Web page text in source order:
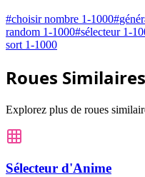
#choisir nombre 1-1000#
random 1-1000#sélecteur 1-
sort 1-1000
Roues Similaires
Explorez plus de roues
Sélecteur d'Anime